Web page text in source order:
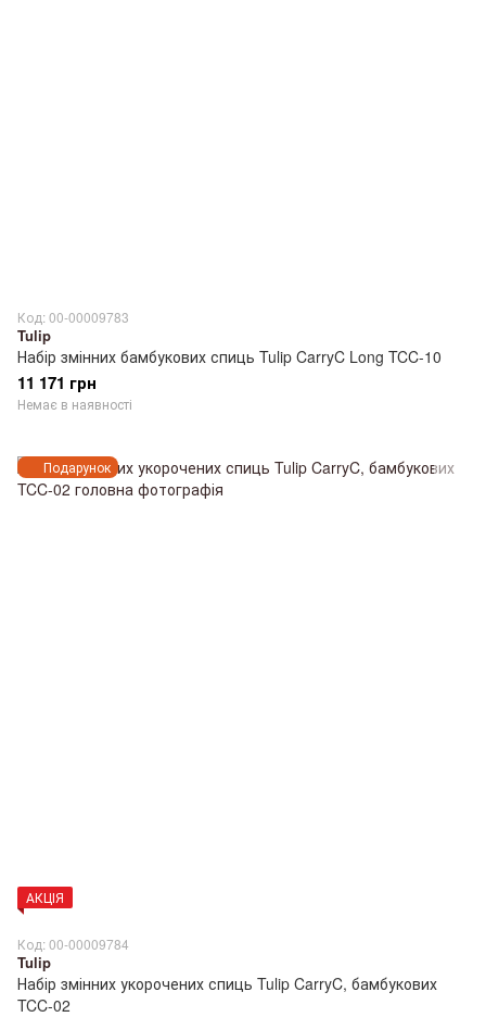
Код: 00-00009783
Tulip
Набір змінних бамбукових спиць Tulip CarryC Long TCC-10
11 171 грн
Немає в наявності
Подарунок
АКЦІЯ
Код: 00-00009784
Tulip
Набір змінних укорочених спиць Tulip CarryC, бамбукових
TCC-02